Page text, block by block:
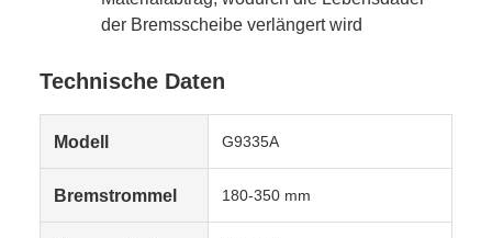
der Bremsscheibe verlängert wird
Technische Daten
Modell G9335A
Bremstrommel 180-350 mm